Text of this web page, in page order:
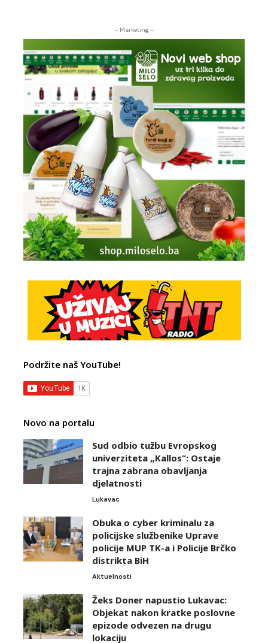
- Marketing -
Podržite naš YouTube!
Novo na portalu
Sud odbio tužbu Evropskog
univerziteta „Kallos“: Ostaje
trajna zabrana obavljanja
djelatnosti
Lukavac
Obuka o cyber kriminalu za
policijske službenike Uprave
policije MUP TK-a i Policije Brčko
distrikta BiH
Aktuelnosti
Žeks Doner napustio Lukavac:
Objekat nakon kratke poslovne
epizode odvezen na drugu
lokaciju